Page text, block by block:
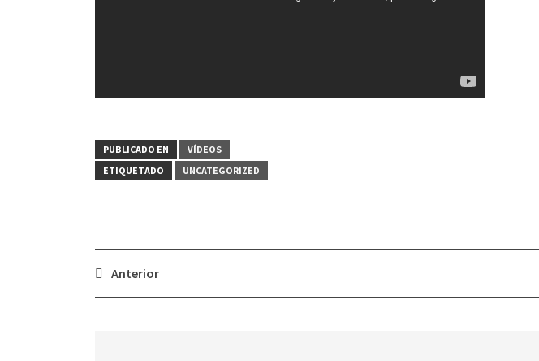
PUBLICADO EN
VÍDEOS
ETIQUETADO
UNCATEGORIZED
Navegación
de
Anterior